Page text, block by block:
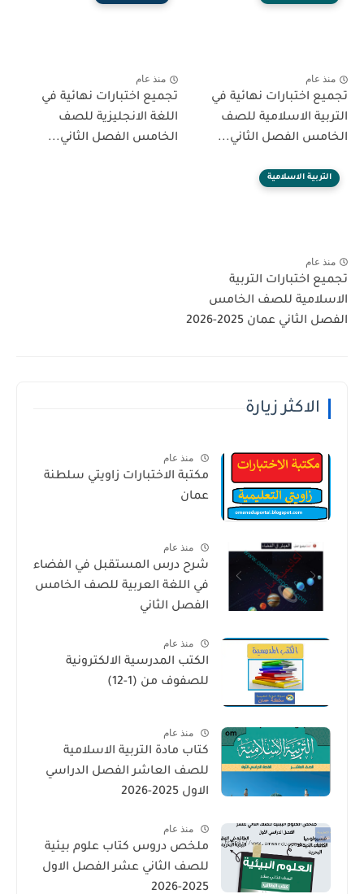
منذ عام
تجميع اختبارات نهائية في
التربية الاسلامية للصف
الخامس الفصل الثاني...
منذ عام
تجميع اختبارات نهائية في
اللغة الانجليزية للصف
الخامس الفصل الثاني...
التربية الاسلامية
منذ عام
تجميع اختبارات التربية
الاسلامية للصف الخامس
الفصل الثاني عمان 2025-2026
الاكثر زيارة
منذ عام
مكتبة الاختبارات زاويتي سلطنة
عمان
منذ عام
شرح درس المستقبل في الفضاء
في اللغة العربية للصف الخامس
الفصل الثاني
منذ عام
الكتب المدرسية الالكترونية
للصفوف من (1-12)
منذ عام
كتاب مادة التربية الاسلامية
للصف العاشر الفصل الدراسي
الاول 2025-2026
منذ عام
ملخص دروس كتاب علوم بيئية
للصف الثاني عشر الفصل الاول
2025-2026